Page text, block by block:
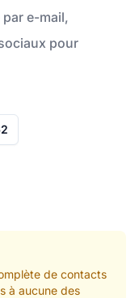
e-mail,
pour
de contacts
à aucune des